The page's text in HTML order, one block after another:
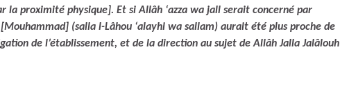
la proximité physique]. Et si Allâh ‘azza wa jall serait concerné par
(salla l-Lâhou ‘alayhi wa sallam) aurait été plus proche de
de l’établissement, et de la direction au sujet de Allâh Jalla Jalâlouh